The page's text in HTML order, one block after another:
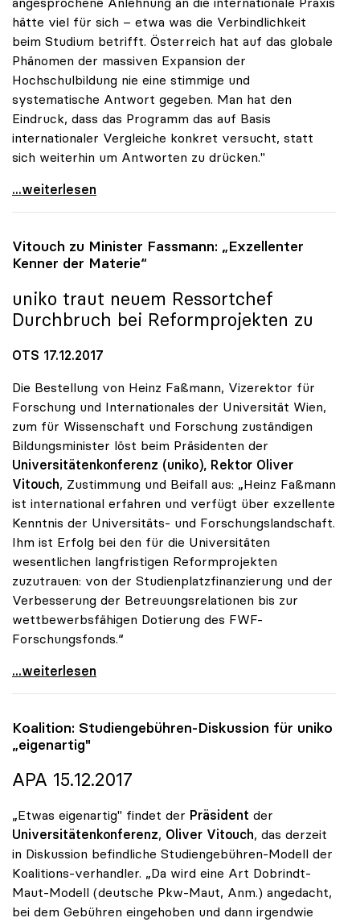
hätte viel für sich – etwa was die Verbindlichkeit
beim Studium betrifft. Österreich hat auf das globale
Phänomen der massiven Expansion der
Hochschulbildung nie eine stimmige und
systematische Antwort gegeben. Man hat den
Eindruck, dass das Programm das auf Basis
internationaler Vergleiche konkret versucht, statt
sich weiterhin um Antworten zu drücken."
Koalition - Programm für uniko noch „sehr vage\"
...weiterlesen
Vitouch zu Minister Fassmann: „Exzellenter
Kenner der Materie“
uniko traut neuem Ressortchef
Durchbruch bei Reformprojekten zu
OTS 17.12.2017
Die Bestellung von Heinz Faßmann, Vizerektor für
Forschung und Internationales der Universität Wien,
zum für Wissenschaft und Forschung zuständigen
Bildungsminister löst beim Präsidenten der
Universitätenkonferenz (uniko), Rektor Oliver
Vitouch, Zustimmung und Beifall aus: „Heinz Faßmann
ist international erfahren und verfügt über exzellente
Kenntnis der Universitäts- und Forschungslandschaft.
Ihm ist Erfolg bei den für die Universitäten
wesentlichen langfristigen Reformprojekten
zuzutrauen: von der Studienplatzfinanzierung und der
Verbesserung der Betreuungsrelationen bis zur
wettbewerbsfähigen Dotierung des FWF-
Forschungsfonds.“
Vitouch zu Minister Fassmann: „Exzellenter Kenner
...weiterlesen
Koalition: Studiengebühren-Diskussion für uniko
„eigenartig"
APA 15.12.2017
„Etwas eigenartig" findet der Präsident der
Universitätenkonferenz, Oliver Vitouch, das derzeit
in Diskussion befindliche Studiengebühren-Modell der
Koalitions-verhandler. „Da wird eine Art Dobrindt-
Maut-Modell (deutsche Pkw-Maut, Anm.) angedacht,
bei dem Gebühren eingehoben und dann irgendwie